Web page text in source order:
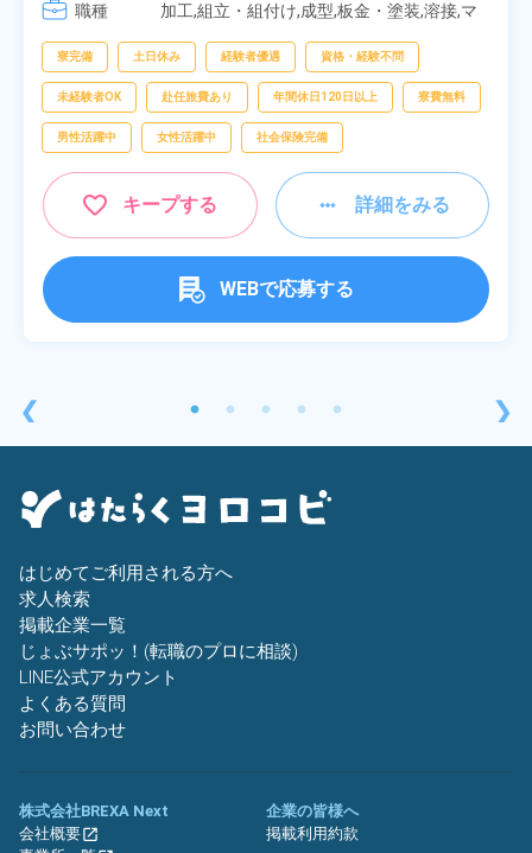
❮
[4] 14:30～23:00
職種
加工,組立・組付け,成型,板金・塗装,溶接,マ
査,物流・配送
寮完備 土日休み 経験者優遇 資格・経験不問
未経験者OK 赴任旅費あり 年間休日120日以上 寮費無料
男性活躍中 女性活躍中 社会保険完備
キープする 詳細をみる
WEBで応募する
❯
はじめてご利用される方へ
求人検索
掲載企業一覧
じょぶサポッ！(転職のプロに相談)
LINE公式アカウント
よくある質問
お問い合わせ
株式会社BREXA Next
会社概要
企業の皆様へ
掲載利用約款